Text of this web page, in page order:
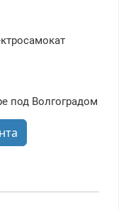
под Волгоградом